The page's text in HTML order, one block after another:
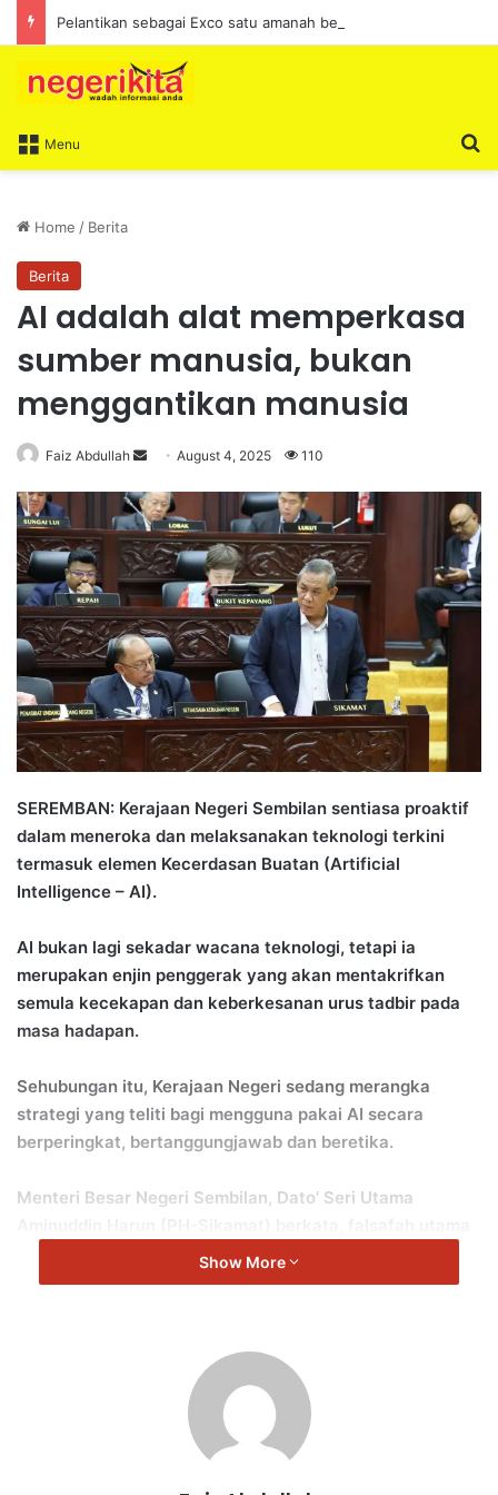
Menu
Home / Berita
Berita
AI adalah alat memperkasa
sumber manusia, bukan
menggantikan manusia
Faiz Abdullah
n
d
a
e
m
a
i
l
August 4, 2025 110
SEREMBAN: Kerajaan Negeri Sembilan sentiasa proaktif
dalam meneroka dan melaksanakan teknologi terkini
termasuk elemen Kecerdasan Buatan (Artificial
Intelligence – AI).
AI bukan lagi sekadar wacana teknologi, tetapi ia
merupakan enjin penggerak yang akan mentakrifkan
semula kecekapan dan keberkesanan urus tadbir pada
masa hadapan.
Sehubungan itu, Kerajaan Negeri sedang merangka
strategi yang teliti bagi mengguna pakai AI secara
berperingkat, bertanggungjawab dan beretika.
Menteri Besar Negeri Sembilan, Dato’ Seri Utama
Kerajaan Negeri dalam pelaksanaan AI adalah jelas: AI
adalah alat untuk memperkasa manusia dan bukan untuk
“Strategi ini dibangunkan berdasarkan prinsip sinergi
antara kehebatan teknologi AI dengan kebijaksanaan,
empati dan daya fikir kritis yang dimiliki oleh anggota
Show More